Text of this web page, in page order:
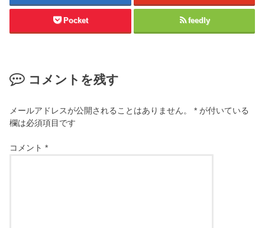
Pocket feedly
コメントを残す
メールアドレスが公開されることはありません。 * が付いている
欄は必須項目です
コメント*